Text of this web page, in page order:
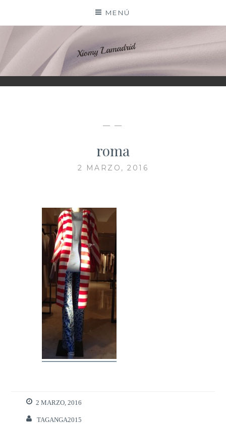
contenido
MENÚ
XIOMY LAMADRID
— —
roma
2 MARZO, 2016
2 MARZO, 2016
TAGANGA2015